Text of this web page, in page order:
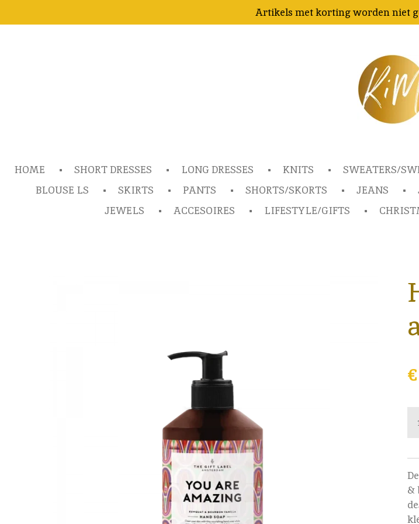
direct
Artikels met korting worden niet
HOME SHORT DRESSES LONG DRESSES KNITS SWEATERS/
BLOUSE LS
SKIRTS PANTS SHORTS/SKORTS JEANS
JEWELS
ACCESOIRES LIFESTYLE/GIFTS
&